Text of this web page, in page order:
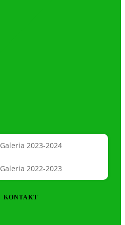
Galeria 2023-2024
Galeria 2022-2023
KONTAKT